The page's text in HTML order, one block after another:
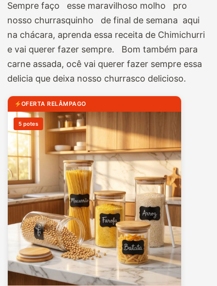
Sempre faço esse maravilhoso molho pro
nosso churrasquinho de final de semana aqui
na chácara, aprenda essa receita de Chimichurri
e vai querer fazer sempre. Bom também para
carne assada, ocê vai querer fazer sempre essa
delicia que deixa nosso churrasco delicioso.
OFERTA RELÂMPAGO
5 potes